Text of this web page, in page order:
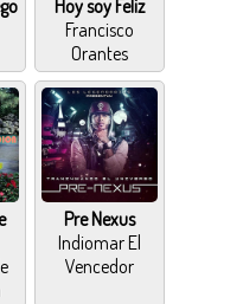
Hoy soy Feliz
Francisco
Orantes
Pre Nexus
Indiomar El
Vencedor